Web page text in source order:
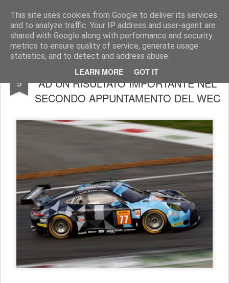
This site uses cookies from Google to deliver its services
and to analyze traffic. Your IP address and user-agent are
shared with Google along with performance and security
metrics to ensure quality of service, generate usage
statistics, and to detect and address abuse.
LEARN MORE GOT IT
AutoMotoCorse. Motorsport Random News 280912
5
MATTEO CAIROLI A SPA PER PUNTARE
AD UN RISULTATO IMPORTANTE NEL
SECONDO APPUNTAMENTO DEL WEC